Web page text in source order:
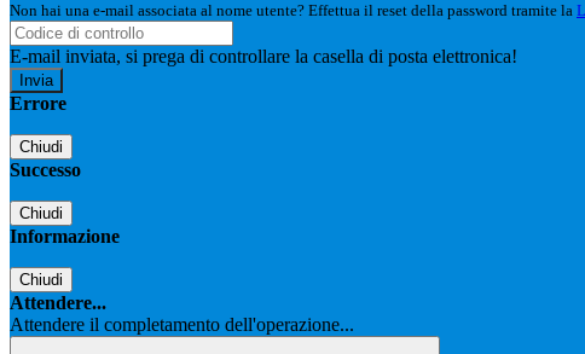
Non hai una e-mail associata al nome utente? Effettua il reset della password tramite la
E-mail inviata, si prega di controllare la casella di posta elettronica!
Errore
Chiudi
Successo
Chiudi
Informazione
Chiudi
Attendere...
Attendere il completamento dell'operazione...